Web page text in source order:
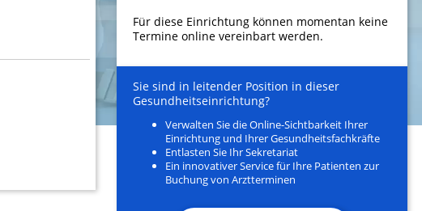
Für diese Einrichtung können momentan keine
Termine online vereinbart werden.
Sie sind in leitender Position in dieser
Gesundheitseinrichtung?
Verwalten Sie die Online-Sichtbarkeit Ihrer
Einrichtung und Ihrer Gesundheitsfachkräfte
Entlasten Sie Ihr Sekretariat
Ein innovativer Service für Ihre Patienten zur
Buchung von Arztterminen